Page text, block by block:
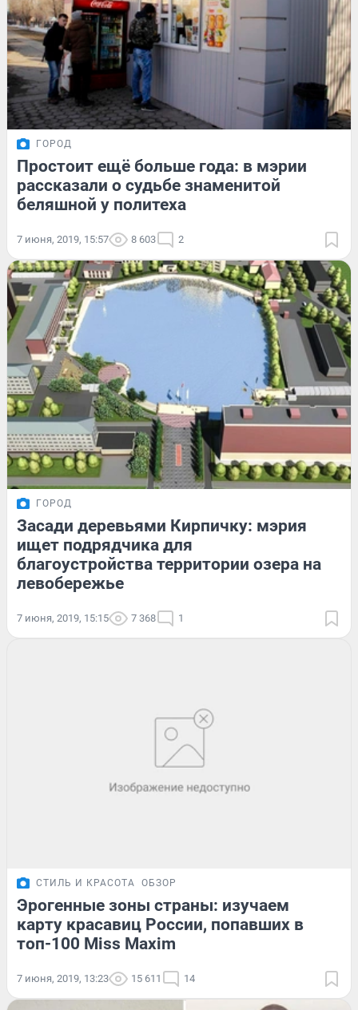
ГОРОД
Простоит ещё больше года: в мэрии
рассказали о судьбе знаменитой
беляшной у политеха
7 июня, 2019, 15:57 8 603 2
ГОРОД
Засади деревьями Кирпичку: мэрия
ищет подрядчика для
благоустройства территории озера на
левобережье
7 июня, 2019, 15:15 7 368 1
СТИЛЬ И КРАСОТА ОБЗОР
Эрогенные зоны страны: изучаем
карту красавиц России, попавших в
топ-100 Miss Maxim
7 июня, 2019, 13:23 15 611 14